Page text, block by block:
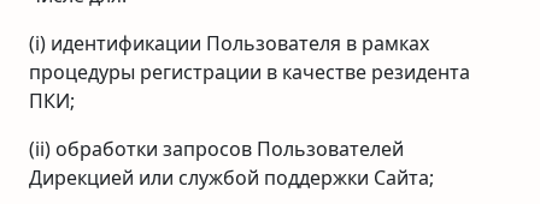
(i) идентификации Пользователя в рамках
процедуры регистрации в качестве резидента
ПКИ;
(ii) обработки запросов Пользователей
Дирекцией или службой поддержки Сайта;